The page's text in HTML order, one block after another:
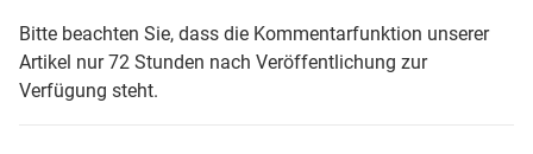
Bitte beachten Sie, dass die Kommentarfunktion unserer
Artikel nur 72 Stunden nach Veröffentlichung zur
Verfügung steht.